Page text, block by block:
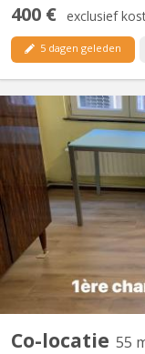
400 € exclusief
5 dagen geleden
Co-locatie 55
Bel appartement
avec internet
chambre : (400€
chambre avec un lit
du